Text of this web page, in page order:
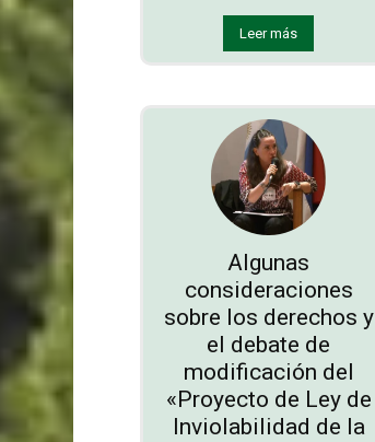
Leer más
Algunas
consideraciones
sobre los derechos y
el debate de
modificación del
«Proyecto de Ley de
Inviolabilidad de la